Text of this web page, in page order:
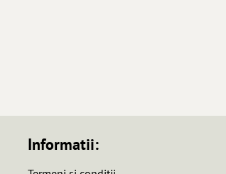
Informatii: